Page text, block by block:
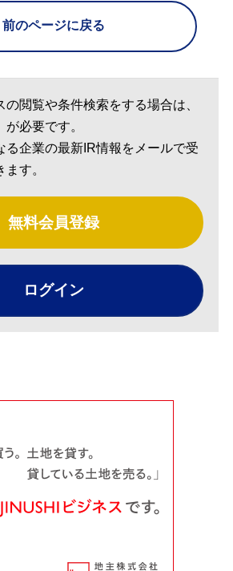
前のページに戻る
閲覧や条件検索をする場合は、
必要です。
る企業の最新IR情報をメールで受
す。
無料会員登録
ログイン